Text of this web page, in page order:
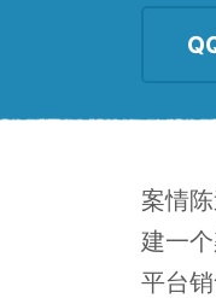
案情
建一
平台